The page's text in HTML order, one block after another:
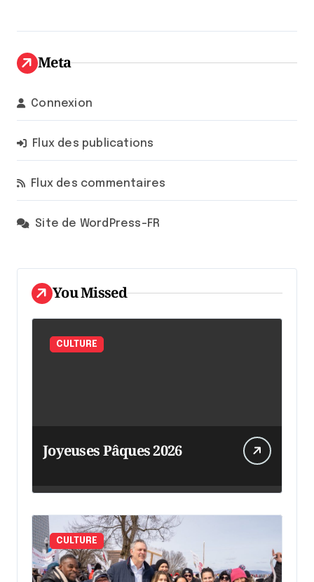
Meta
Connexion
Flux des publications
Flux des commentaires
Site de WordPress-FR
You Missed
CULTURE
Joyeuses Pâques 2026
CULTURE